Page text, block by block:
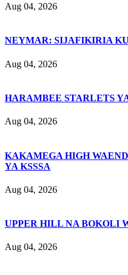
Aug 04, 2026
NEYMAR: SIJAFIKIRIA
Aug 04, 2026
HARAMBEE STARLETS
Aug 04, 2026
KAKAMEGA HIGH
YA KSSSA
Aug 04, 2026
UPPER HILL NA BOKOLI
Aug 04, 2026